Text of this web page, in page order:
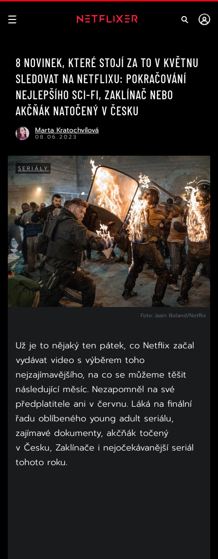
8 NOVINEK, KTERÉ STOJÍ ZA TO V KVĚTNU
SLEDOVAT NA NETFLIXU: POKRAČOVÁNÍ
NEJLEPŠÍHO SCI-FI, ZAKLÍNAČ NEBO
AKČŇÁK NATOČENÝ V ČESKU
Marta Kratochvílová
08.06.2023
SERIÁLY
Foto: Jasin Boland/Netflix
Už je to nějaký ten pátek, co Netflix začal
vydávat video s výběrem toho
nejzajímavějšího, na co se můžeme těšit
následující měsíc. Nezapomněl na své
předplatitele ani v červnu. Láká na finální
řadu oblíbeného young adult seriálu,
zajímavé dokumenty, akčňák točený
v Česku, Zaklínače i nejočekávanější seriál
tohoto roku.